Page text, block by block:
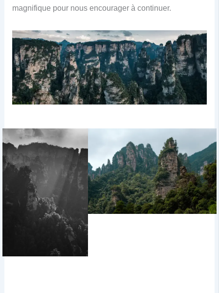
magnifique pour nous encourager à continuer.